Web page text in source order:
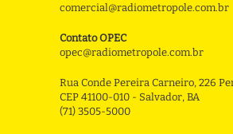
comercial@radiometropole.com.br
Contato OPEC
opec@radiometropole.com.br
Rua Conde Pereira Carneiro, 226
CEP 41100-010 - Salvador, BA
(71) 3505-5000